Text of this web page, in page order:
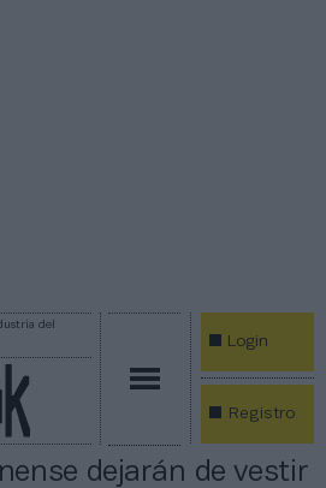
del
Login
Registro
dejarán de vestir